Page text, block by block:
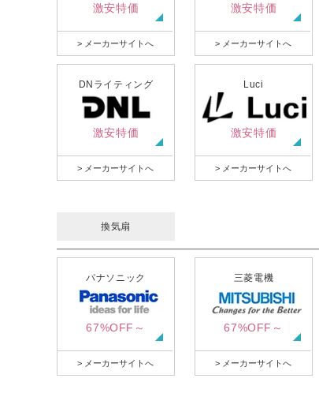
激安特価
> メーカーサイトへ
激安特価
> メーカーサイトへ
DNライティング
激安特価
> メーカーサイトへ
Luci
激安特価
> メーカーサイトへ
換気扇
パナソニック
67%OFF～
> メーカーサイトへ
三菱電機
67%OFF～
> メーカーサイトへ